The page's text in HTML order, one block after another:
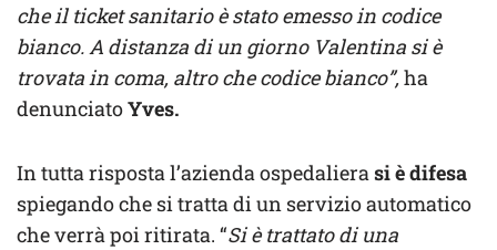
che il ticket sanitario è stato emesso in codice
bianco. A distanza di un giorno Valentina si è
trovata in coma, altro che codice bianco”,ha
denunciatoYves.
In tutta risposta l’azienda ospedalierasi è difesa
spiegando che si tratta di un servizio automatico
che verrà poi ritirata. “Si è trattato di una